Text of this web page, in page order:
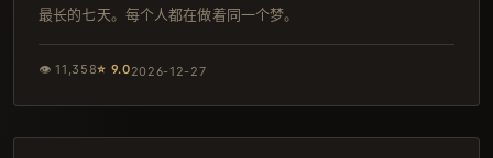
最长的七天。每个人都在做着同一个梦。
👁11,358⭐ 9.02026-12-27